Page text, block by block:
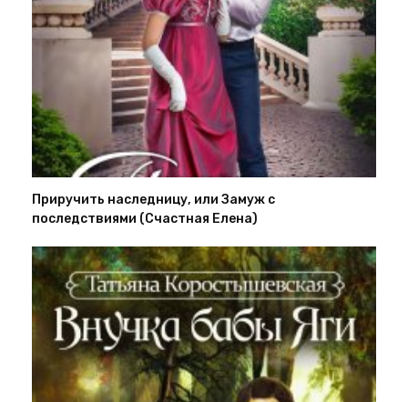
Приручить наследницу, или Замуж с
последствиями (Счастная Елена)